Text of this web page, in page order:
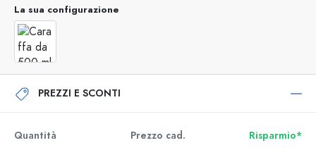
La sua configurazione
PREZZI E SCONTI
Quantità Prezzo cad.
Risparmio*